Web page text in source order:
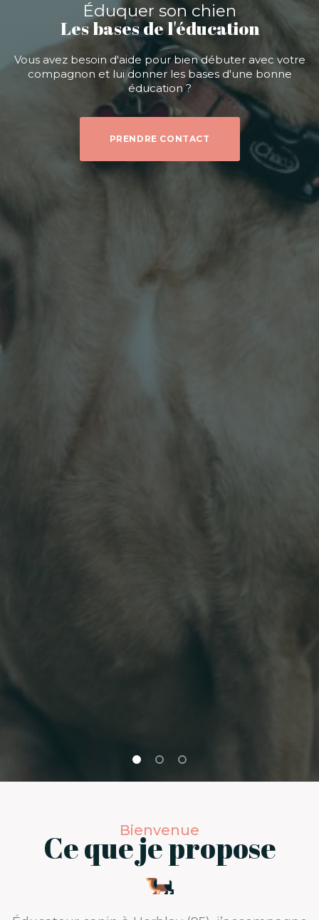
Éduquer son chien
Les bases de l'éducation
Vous avez besoin d'aide pour bien débuter avec votre
compagnon et lui donner les bases d'une bonne
éducation ?
PRENDRE CONTACT
Bienvenue
Ce que je propose